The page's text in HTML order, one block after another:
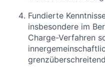
Fundierte
insbesondere im
Charge-Verfahren